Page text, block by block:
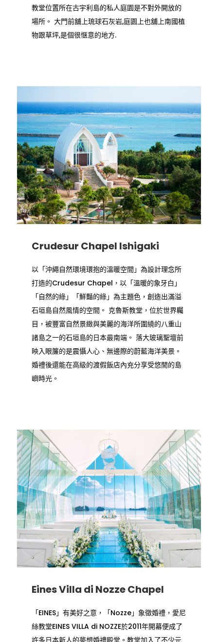
教堂位置所在古宇利島的私人庭園是不對外開放的
場所。 大門前舖上琉球石灰岩,庭園上也舖上南國植
物跟草坪,是個很惬意的地方.
Crudesur Chapel Ishigaki
以「沖繩自然環境環抱的溫暖空間」為設計理念所
打造的Crudesur Chapel，以「溫暖的象牙白」
「自然的綠」「鮮豔的綠」為主題色，創造出滿溢
石垣島自然風情的空間。 克魯斯教堂，位於世界矚
目，被豐富自然景緻與美麗的海洋所圍繞的八重山
諸島之一的石垣島的日本最南端。 落大玻璃聖壇前
映入眼簾的是震懾人心、無邊際的蔚藍海洋美景。
婚禮後還能在高級的渡假飯店內充分享受悠閒的島
嶼時光。
Eines Villa di Nozze Chapel
「EINES」有美好之意，「Nozze」象徵婚禮，愛尼
絲教堂EINES VILLA di NOZZE於2011年開幕便成了